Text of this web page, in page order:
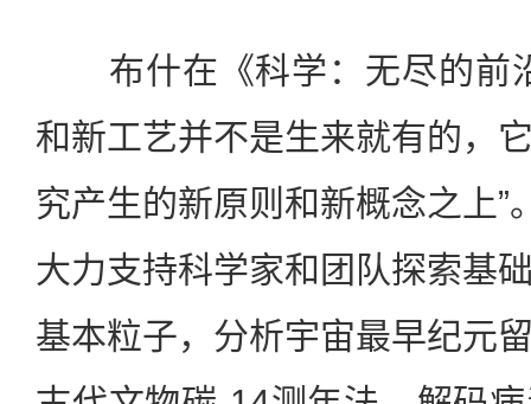
布什在《科学：无尽的前
和新工艺并不是生来就有的，
究产生的新原则和新概念之上”
大力支持科学家和团队探索基
基本粒子，分析宇宙最早纪元